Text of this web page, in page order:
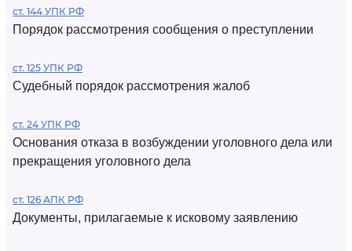
ст. 144 УПК РФ
Порядок рассмотрения сообщения о преступлении
ст. 125 УПК РФ
Судебный порядок рассмотрения жалоб
ст. 24 УПК РФ
Основания отказа в возбуждении уголовного дела или
прекращения уголовного дела
ст. 126 АПК РФ
Документы, прилагаемые к исковому заявлению